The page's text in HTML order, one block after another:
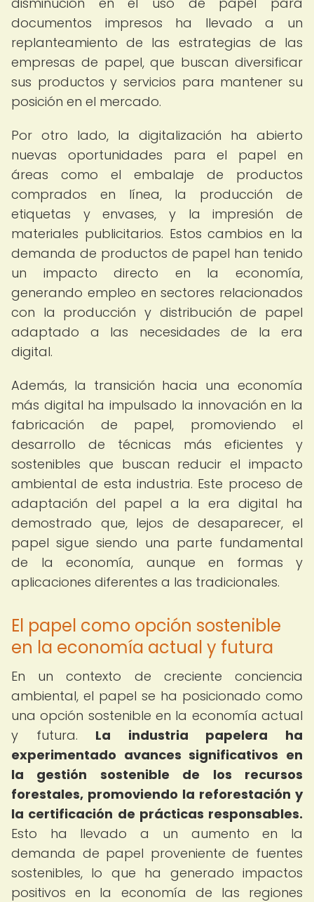
documentos impresos ha llevado a un
replanteamiento de las estrategias de las
empresas de papel, que buscan diversificar
sus productos y servicios para mantener su
posición en el mercado.
Por otro lado, la digitalización ha abierto
nuevas oportunidades para el papel en
áreas como el embalaje de productos
comprados en línea, la producción de
etiquetas y envases, y la impresión de
materiales publicitarios. Estos cambios en la
demanda de productos de papel han tenido
un impacto directo en la economía,
generando empleo en sectores relacionados
con la producción y distribución de papel
adaptado a las necesidades de la era
digital.
Además, la transición hacia una economía
más digital ha impulsado la innovación en la
fabricación de papel, promoviendo el
desarrollo de técnicas más eficientes y
sostenibles que buscan reducir el impacto
ambiental de esta industria. Este proceso de
adaptación del papel a la era digital ha
demostrado que, lejos de desaparecer, el
papel sigue siendo una parte fundamental
de la economía, aunque en formas y
aplicaciones diferentes a las tradicionales.
El papel como opción sostenible
en la economía actual y futura
En un contexto de creciente conciencia
ambiental, el papel se ha posicionado como
una opción sostenible en la economía actual
y futura. La industria papelera ha
experimentado avances significativos en
la gestión sostenible de los recursos
forestales, promoviendo la reforestación y
la certificación de prácticas responsables.
Esto ha llevado a un aumento en la
demanda de papel proveniente de fuentes
sostenibles, lo que ha generado impactos
positivos en la economía de las regiones